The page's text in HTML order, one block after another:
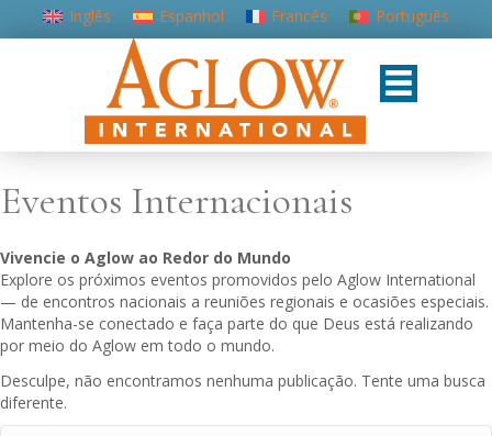
Inglês Espanhol Francês Português
Eventos Internacionais
Vivencie o Aglow ao Redor do Mundo
Explore os próximos eventos promovidos pelo Aglow International
— de encontros nacionais a reuniões regionais e ocasiões especiais.
Mantenha-se conectado e faça parte do que Deus está realizando
por meio do Aglow em todo o mundo.
Desculpe, não encontramos nenhuma publicação. Tente uma busca
diferente.